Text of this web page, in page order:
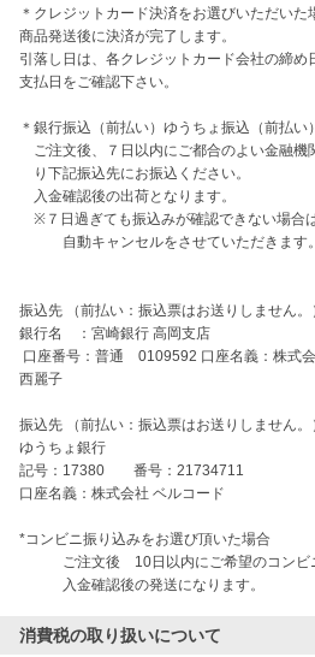
＊クレジットカード決済をお選びいただいた
商品発送後に決済が完了します。
引落し日は、各クレジットカード会社の締め
支払日をご確認下さい。
＊銀行振込（前払い）ゆうちょ振込（前払い
ご注文後、７日以内にご都合のよい金融機
り下記振込先にお振込ください。
入金確認後の出荷となります。
※７日過ぎても振込みが確認できない場合は
自動キャンセルをさせていただきます。
振込先 （前払い：振込票はお送りしません。
銀行名　：宮崎銀行 高岡支店
西麗子
振込先 （前払い：振込票はお送りしません。
ゆうちょ銀行
記号：17380　　番号：21734711
口座名義：株式会社 ベルコード
*コンビニ振り込みをお選び頂いた場合
ご注文後　10日以内にご希望のコンビニ
入金確認後の発送になります。
消費税の取り扱いについて